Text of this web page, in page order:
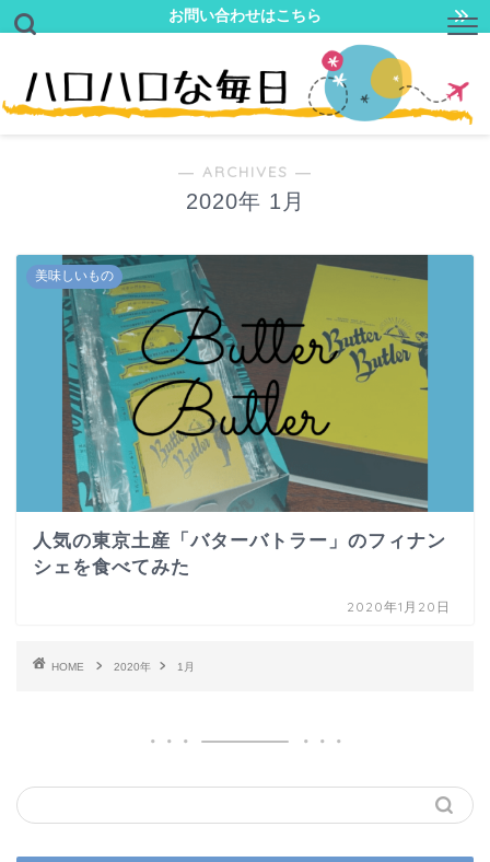
お問い合わせはこちら
― ARCHIVES ―
2020年 1月
美味しいもの
人気の東京土産「バターバトラー」のフィナン
シェを食べてみた
2020年1月20日
HOME 2020年 1月